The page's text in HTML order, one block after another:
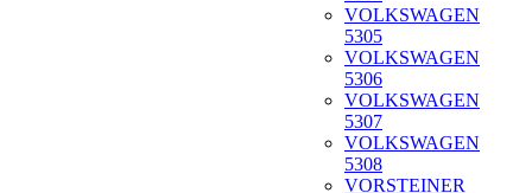
VOLKSWAGEN
5305
VOLKSWAGEN
5306
VOLKSWAGEN
5307
VOLKSWAGEN
5308
VORSTEINER